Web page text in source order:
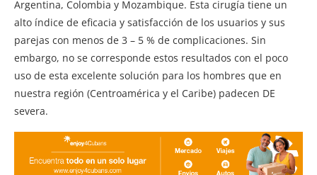
Argentina, Colombia y Mozambique. Esta cirugía tiene un
alto índice de eficacia y satisfacción de los usuarios y sus
parejas con menos de 3 – 5 % de complicaciones. Sin
embargo, no se corresponde estos resultados con el poco
uso de esta excelente solución para los hombres que en
nuestra región (Centroamérica y el Caribe) padecen DE
severa.